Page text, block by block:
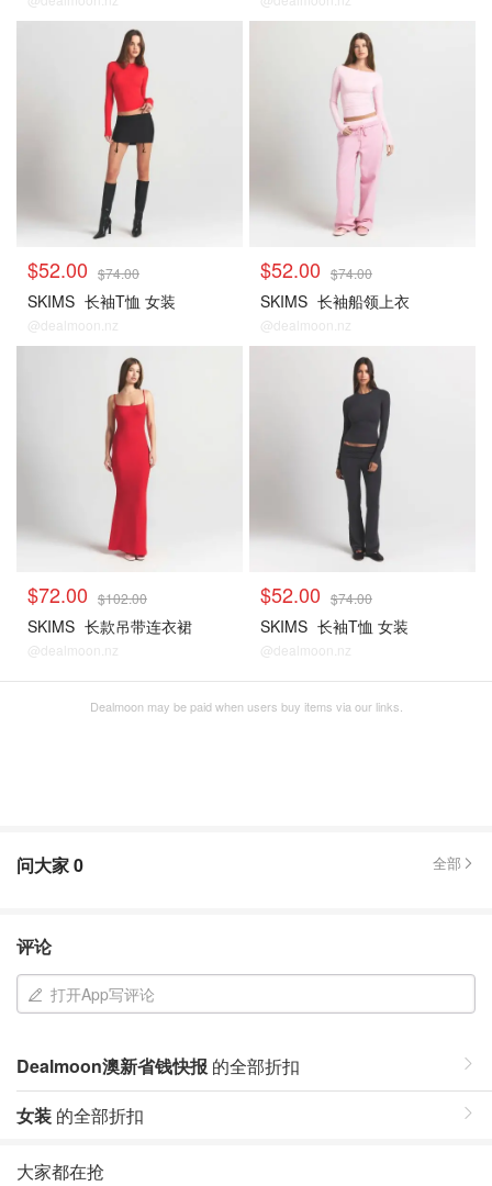
$52.00 $74.00
SKIMS 长袖T恤 女装
@dealmoon.nz
$52.00 $74.00
SKIMS 长袖船领上衣
@dealmoon.nz
$72.00 $102.00
SKIMS 长款吊带连衣裙
@dealmoon.nz
$52.00 $74.00
SKIMS 长袖T恤 女装
@dealmoon.nz
Dealmoon may be paid when users buy items via our links.
问大家0 全部
评论
打开App写评论
Dealmoon澳新省钱快报 的全部折扣
女装 的全部折扣
大家都在抢